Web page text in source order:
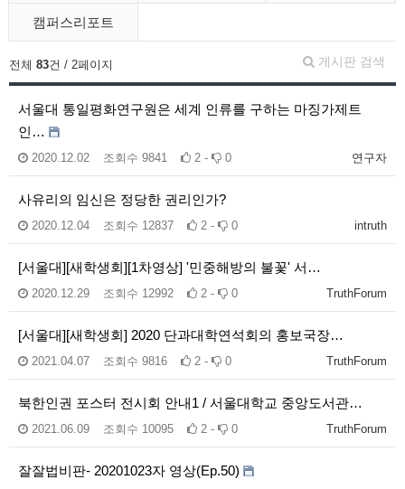
캠퍼스리포트
게시판 검색
전체 83건 / 2페이지
서울대 통일평화연구원은 세계 인류를 구하는 마징가제트
인…
연구자
2020.12.02 조회수 9841 2 - 0
사유리의 임신은 정당한 권리인가?
intruth
2020.12.04 조회수 12837 2 - 0
[서울대][새학생회][1차영상] '민중해방의 불꽃' 서…
TruthForum
2020.12.29 조회수 12992 2 - 0
[서울대][새학생회] 2020 단과대학연석회의 홍보국장…
TruthForum
2021.04.07 조회수 9816 2 - 0
북한인권 포스터 전시회 안내1 / 서울대학교 중앙도서관…
TruthForum
2021.06.09 조회수 10095 2 - 0
잘잘법비판- 20201023자 영상(Ep.50)